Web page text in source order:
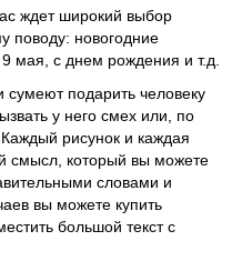
ждет широкий выбор
поводу: новогодние
9 мая, с днем рождения и т.д.
подарить человеку
у него смех или, по
рисунок и каждая
смысл, который вы можете
словами и
вы можете купить
большой текст с